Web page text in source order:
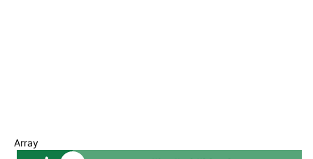
Array